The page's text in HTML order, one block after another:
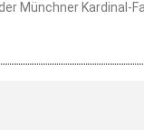
Münchner